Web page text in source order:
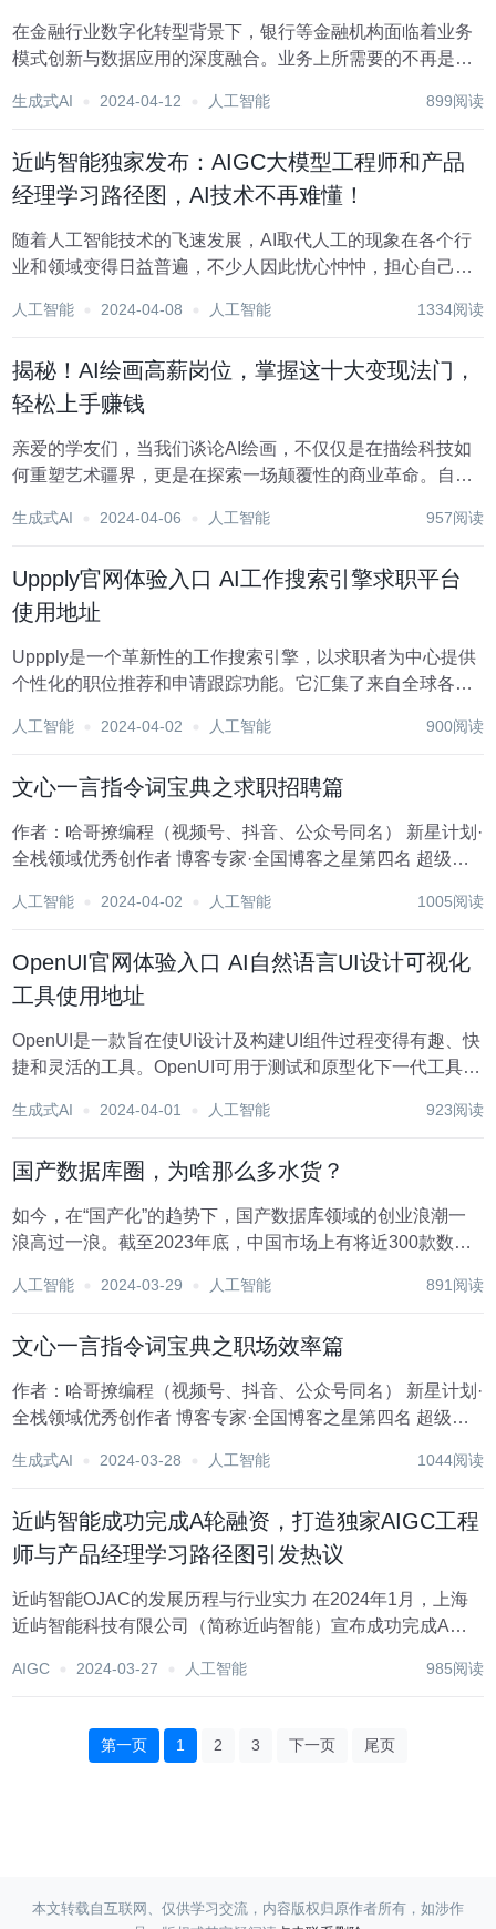
在金融行业数字化转型背景下，银行等金融机构面临着业务
模式创新与数据应用的深度融合。业务上所需要的不再是单
相结合转化为业务度量指标，经过数据分析处理呈现为报表
生成式AI 2024-04-12 人工智能 899阅读
近屿智能独家发布：AIGC大模型工程师和产品
经理学习路径图，AI技术不再难懂！
随着人工智能技术的飞速发展，AI取代人工的现象在各个行
业和领域变得日益普遍，不少人因此忧心忡忡，担心自己的
你的是懂AI的人，如何提升自己与他人的知识壁垒，如何学
人工智能 2024-04-08 人工智能 1334阅读
揭秘！AI绘画高薪岗位，掌握这十大变现法门，
轻松上手赚钱
亲爱的学友们，当我们谈论AI绘画，不仅仅是在描绘科技如
何重塑艺术疆界，更是在探索一场颠覆性的商业革命。自从
跃升为能读懂人心、创世般生成各类视觉作品的神奇力量。
生成式AI 2024-04-06 人工智能 957阅读
Uppply官网体验入口 AI工作搜索引擎求职平台
使用地址
Uppply是一个革新性的工作搜索引擎，以求职者为中心提供
个性化的职位推荐和申请跟踪功能。它汇集了来自全球各地
理、医疗保健等多个领域。Uppply用简单直观的界面，帮助
人工智能 2024-04-02 人工智能 900阅读
文心一言指令词宝典之求职招聘篇
作者：哈哥撩编程（视频号、抖音、公众号同名） 新星计划·
全栈领域优秀创作者 博客专家·全国博客之星第四名 超级个
博主·极星会首批签约作者 ? 推荐专栏： ? 程序员：...
人工智能 2024-04-02 人工智能 1005阅读
OpenUI官网体验入口 AI自然语言UI设计可视化
工具使用地址
OpenUI是一款旨在使UI设计及构建UI组件过程变得有趣、快
捷和灵活的工具。OpenUI可用于测试和原型化下一代工具，
描述UI，然后实时查看渲染效果，要求进行更改，最终将
生成式AI 2024-04-01 人工智能 923阅读
国产数据库圈，为啥那么多水货？
如今，在“国产化”的趋势下，国产数据库领域的创业浪潮一
浪高过一浪。截至2023年底，中国市场上有将近300款数据
瓴、腾讯等纷纷下场，每家手上投资的数据库至少在3个以
人工智能 2024-03-29 人工智能 891阅读
文心一言指令词宝典之职场效率篇
作者：哈哥撩编程（视频号、抖音、公众号同名） 新星计划·
全栈领域优秀创作者 博客专家·全国博客之星第四名 超级个
博主·极星会首批签约作者 ? 推荐专栏： ? 程序员：...
生成式AI 2024-03-28 人工智能 1044阅读
近屿智能成功完成A轮融资，打造独家AIGC工程
师与产品经理学习路径图引发热议
近屿智能OJAC的发展历程与行业实力 在2024年1月，上海
近屿智能科技有限公司（简称近屿智能）宣布成功完成A轮
资。这一里程碑事件不仅突显了近屿智能在人力资源技术领
AIGC 2024-03-27 人工智能 985阅读
第一页 1 2 3 下一页 尾页
本文转载自互联网、仅供学习交流，内容版权归原作者所有，如涉作